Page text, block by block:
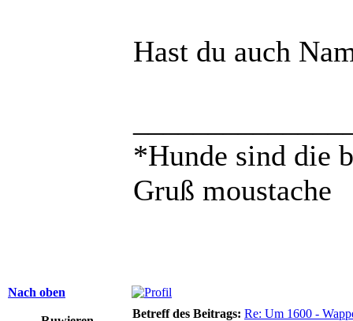
Hast du auch
*Hunde sind die
Gruß moustache
Nach oben
Betreff des Beitrags: Re: Um 1600 -